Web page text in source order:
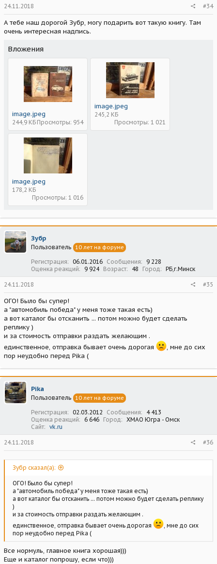
24.11.2018 #34
А тебе наш дорогой Зубр, могу подарить вот такую книгу. Там
очень интересная надпись.
Вложения
image.jpeg
244,9 КБ Просмотры: 954
image.jpeg
245,2 КБ
Просмотры: 1 021
image.jpeg
178,2 КБ
Просмотры: 1 016
Зубр
Пользователь 10 лет на форуме
Регистрация 06.01.2016 Сообщения
9 228
Оценка реакций
9 924 Возраст 48 Город РБ,г.Минск
24.11.2018 #35
ОГО! Было бы супер!
а "автомобиль победа" у меня тоже такая есть)
а вот каталог бы отсканить ... потом можно будет сделать
реплику )
и за стоимость отправки раздать желающим .
единственное, отправка бывает очень дорогая
, мне до сих
пор неудобно перед Pika (
Pika
Пользователь 10 лет на форуме
Регистрация 02.03.2012 Сообщения
4 413
Оценка реакций
6 646 Город
ХМАО Югра - Омск
Сайт
vk.ru
24.11.2018 #36
Зубр сказал(а):
ОГО! Было бы супер!
а "автомобиль победа" у меня тоже такая есть)
а вот каталог бы отсканить ... потом можно будет сделать реплику
)
и за стоимость отправки раздать желающим .
единственное, отправка бывает очень дорогая
, мне до сих
пор неудобно перед Pika (
Все нормуль, главное книга хорошая)))
Еще и каталог попрошу, если что)))